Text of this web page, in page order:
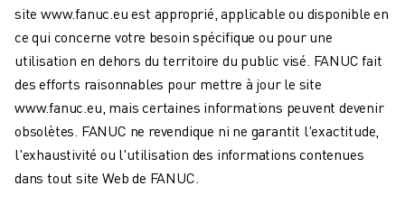
LOGICIEL ROBODRILL
ROBODRILL MAINTENANCE PRÉVENTIVE
DURABILITÉ DU ROBODRILL
ROBODRILL ENSEMBLE DE ROBOTS
ROBODRILL KIT PÉDAGOGIQUE
MACHINES DE MOULAGE PAR INJECTION ÉLECTRIQUES
RECHERCHE DE ROBOSHOT
ROBOSHOT MACHINES DE MOULAGE PAR INJECTION ÉLECTRIQUES
site www.fanuc.eu est approprié, applicable ou disponible en
ce qui concerne votre besoin spécifique ou pour une
utilisation en dehors du territoire du public visé. FANUC fait
des efforts raisonnables pour mettre à jour le site
www.fanuc.eu, mais certaines informations peuvent devenir
obsolètes. FANUC ne revendique ni ne garantit l'exactitude,
l'exhaustivité ou l'utilisation des informations contenues
dans tout site Web de FANUC.